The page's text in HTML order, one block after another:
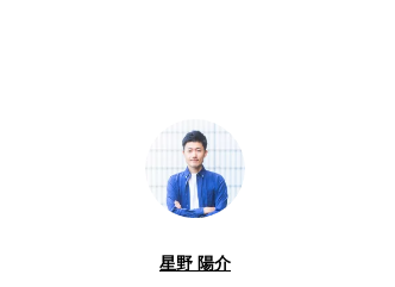
星野 陽介